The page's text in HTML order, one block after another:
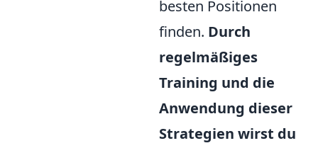
besten Positionen
finden. Durch
regelmäßiges
Training und die
Anwendung dieser
Strategien wirst du